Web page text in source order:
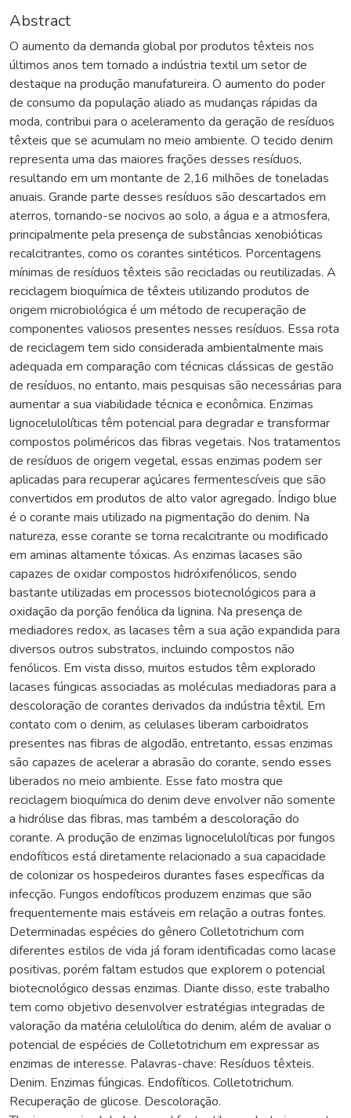
Abstract
O aumento da demanda global por produtos têxteis nos
últimos anos tem tornado a indústria textil um setor de
destaque na produção manufatureira. O aumento do poder
de consumo da população aliado as mudanças rápidas da
moda, contribui para o aceleramento da geração de resíduos
têxteis que se acumulam no meio ambiente. O tecido denim
representa uma das maiores frações desses resíduos,
resultando em um montante de 2,16 milhões de toneladas
anuais. Grande parte desses resíduos são descartados em
aterros, tornando-se nocivos ao solo, a água e a atmosfera,
principalmente pela presença de substâncias xenobióticas
recalcitrantes, como os corantes sintéticos. Porcentagens
mínimas de resíduos têxteis são recicladas ou reutilizadas. A
reciclagem bioquímica de têxteis utilizando produtos de
origem microbiológica é um método de recuperação de
componentes valiosos presentes nesses resíduos. Essa rota
de reciclagem tem sido considerada ambientalmente mais
adequada em comparação com técnicas clássicas de gestão
de resíduos, no entanto, mais pesquisas são necessárias para
aumentar a sua viabilidade técnica e econômica. Enzimas
lignocelulolíticas têm potencial para degradar e transformar
compostos poliméricos das fibras vegetais. Nos tratamentos
de resíduos de origem vegetal, essas enzimas podem ser
aplicadas para recuperar açúcares fermentescíveis que são
convertidos em produtos de alto valor agregado. Índigo blue
é o corante mais utilizado na pigmentação do denim. Na
natureza, esse corante se torna recalcitrante ou modificado
em aminas altamente tóxicas. As enzimas lacases são
capazes de oxidar compostos hidróxifenólicos, sendo
bastante utilizadas em processos biotecnológicos para a
oxidação da porção fenólica da lignina. Na presença de
mediadores redox, as lacases têm a sua ação expandida para
diversos outros substratos, incluindo compostos não
fenólicos. Em vista disso, muitos estudos têm explorado
lacases fúngicas associadas as moléculas mediadoras para a
descoloração de corantes derivados da indústria têxtil. Em
contato com o denim, as celulases liberam carboidratos
presentes nas fibras de algodão, entretanto, essas enzimas
são capazes de acelerar a abrasão do corante, sendo esses
liberados no meio ambiente. Esse fato mostra que
reciclagem bioquímica do denim deve envolver não somente
a hidrólise das fibras, mas também a descoloração do
corante. A produção de enzimas lignocelulolíticas por fungos
endofíticos está diretamente relacionado a sua capacidade
de colonizar os hospedeiros durantes fases específicas da
infecção. Fungos endofíticos produzem enzimas que são
frequentemente mais estáveis em relação a outras fontes.
Determinadas espécies do gênero Colletotrichum com
diferentes estilos de vida já foram identificadas como lacase
positivas, porém faltam estudos que explorem o potencial
biotecnológico dessas enzimas. Diante disso, este trabalho
tem como objetivo desenvolver estratégias integradas de
valoração da matéria celulolítica do denim, além de avaliar o
potencial de espécies de Colletotrichum em expressar as
enzimas de interesse. Palavras-chave: Resíduos têxteis.
Denim. Enzimas fúngicas. Endofíticos. Colletotrichum.
Recuperação de glicose. Descoloração.